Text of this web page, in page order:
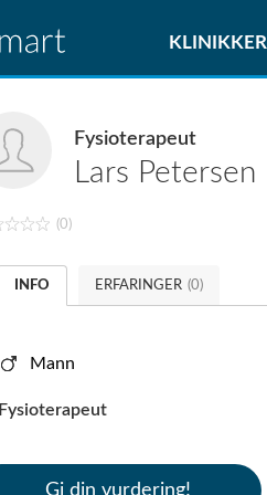
KLINIKKER
Fysioterapeut
Lars Petersen
(0)
INFO ERFARINGER (0)
Mann
Fysioterapeut
Gi din vurdering!